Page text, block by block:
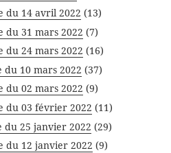
du 14 avril 2022 (13)
du 31 mars 2022 (7)
du 24 mars 2022 (16)
10 mars 2022 (37)
du 02 mars 2022 (9)
du 03 février 2022 (11)
du 25 janvier 2022 (29)
du 12 janvier 2022 (9)